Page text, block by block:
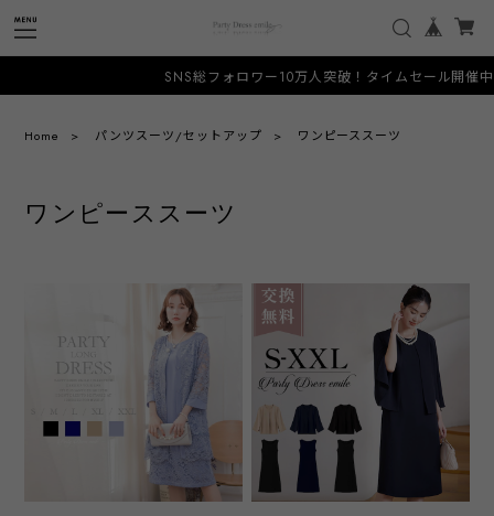
SNS総フォロワー10万人突破！タイムセール開催中
Home パンツスーツ/セットアップ ワンピーススーツ
ワンピーススーツ